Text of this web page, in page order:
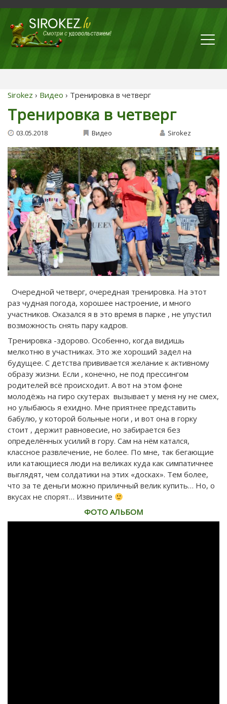
Sirokez › Видео › Тренировка в четверг
Тренировка в четверг
03.05.2018 Видео Sirokez
Очередной четверг, очередная тренировка. На этот
раз чудная погода, хорошее настроение, и много
участников. Оказался я в это время в парке , не упустил
возможность снять пару кадров.
Тренировка -здорово. Особенно, когда видишь
мелкотню в участниках. Это же хороший задел на
будущее. С детства прививается желание к активному
образу жизни. Если , конечно, не под прессингом
родителей всё происходит. А вот на этом фоне
молодёжь на гиро скутерах вызывает у меня ну не смех,
но улыбаюсь я ехидно. Мне приятнее представить
бабулю, у которой больные ноги , и вот она в горку
стоит , держит равновесие, но забирается без
определённых усилий в гору. Сам на нём катался,
классное развлечение, не более. По мне, так бегающие
или катающиеся люди на великах куда как симпатичнее
выглядят, чем солдатики на этих «досках». Тем более,
что за те деньги можно приличный велик купить… Но, о
вкусах не спорят… Извините
ФОТО АЛЬБОМ